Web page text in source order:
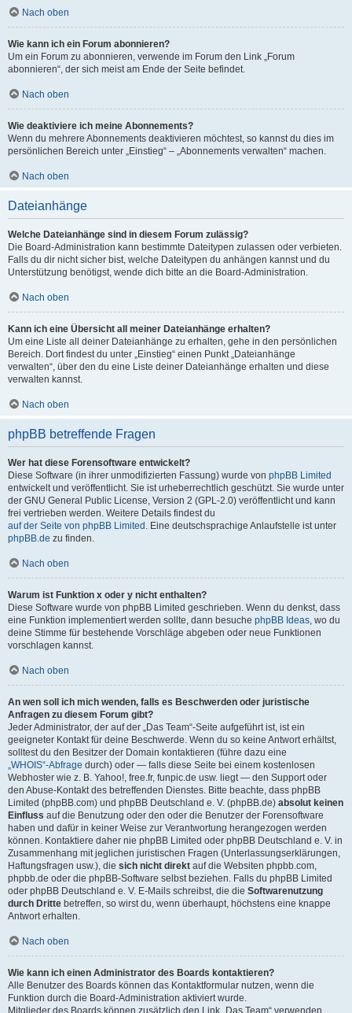
Nach oben
Wie kann ich ein Forum abonnieren?
Um ein Forum zu abonnieren, verwende im Forum den Link „Forum
abonnieren“, der sich meist am Ende der Seite befindet.
Nach oben
Wie deaktiviere ich meine Abonnements?
Wenn du mehrere Abonnements deaktivieren möchtest, so kannst du dies im
persönlichen Bereich unter „Einstieg“ – „Abonnements verwalten“ machen.
Nach oben
Dateianhänge
Welche Dateianhänge sind in diesem Forum zulässig?
Die Board-Administration kann bestimmte Dateitypen zulassen oder verbieten.
Falls du dir nicht sicher bist, welche Dateitypen du anhängen kannst und du
Unterstützung benötigst, wende dich bitte an die Board-Administration.
Nach oben
Kann ich eine Übersicht all meiner Dateianhänge erhalten?
Um eine Liste all deiner Dateianhänge zu erhalten, gehe in den persönlichen
Bereich. Dort findest du unter „Einstieg“ einen Punkt „Dateianhänge
verwalten“, über den du eine Liste deiner Dateianhänge erhalten und diese
verwalten kannst.
Nach oben
phpBB betreffende Fragen
Wer hat diese Forensoftware entwickelt?
Diese Software (in ihrer unmodifizierten Fassung) wurde von phpBB Limited
entwickelt und veröffentlicht. Sie ist urheberrechtlich geschützt. Sie wurde unter
der GNU General Public License, Version 2 (GPL-2.0) veröffentlicht und kann
frei vertrieben werden. Weitere Details findest du
auf der Seite von phpBB Limited . Eine deutschsprachige Anlaufstelle ist unter
phpBB.de zu finden.
Nach oben
Warum ist Funktion x oder y nicht enthalten?
Diese Software wurde von phpBB Limited geschrieben. Wenn du denkst, dass
eine Funktion implementiert werden sollte, dann besuche phpBB Ideas, wo du
deine Stimme für bestehende Vorschläge abgeben oder neue Funktionen
vorschlagen kannst.
Nach oben
An wen soll ich mich wenden, falls es Beschwerden oder juristische
Anfragen zu diesem Forum gibt?
Jeder Administrator, der auf der „Das Team“-Seite aufgeführt ist, ist ein
geeigneter Kontakt für deine Beschwerde. Wenn du so keine Antwort erhältst,
solltest du den Besitzer der Domain kontaktieren (führe dazu eine
„WHOIS“-Abfrage durch) oder — falls diese Seite bei einem kostenlosen
Webhoster wie z. B. Yahoo!, free.fr, funpic.de usw. liegt — den Support oder
den Abuse-Kontakt des betreffenden Dienstes. Bitte beachte, dass phpBB
Limited (phpBB.com) und phpBB Deutschland e. V. (phpBB.de) absolut keinen
Einfluss auf die Benutzung oder den oder die Benutzer der Forensoftware
haben und dafür in keiner Weise zur Verantwortung herangezogen werden
können. Kontaktiere daher nie phpBB Limited oder phpBB Deutschland e. V. in
Zusammenhang mit jeglichen juristischen Fragen (Unterlassungserklärungen,
Haftungsfragen usw.), die sich nicht direkt auf die Websiten phpbb.com,
phpbb.de oder die phpBB-Software selbst beziehen. Falls du phpBB Limited
oder phpBB Deutschland e. V. E-Mails schreibst, die die Softwarenutzung
durch Dritte betreffen, so wirst du, wenn überhaupt, höchstens eine knappe
Antwort erhalten.
Nach oben
Wie kann ich einen Administrator des Boards kontaktieren?
Alle Benutzer des Boards können das Kontaktformular nutzen, wenn die
Funktion durch die Board-Administration aktiviert wurde.
Mitglieder des Boards können zusätzlich den Link „Das Team“ verwenden.